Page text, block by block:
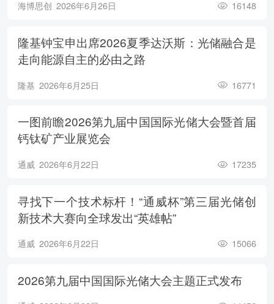
海博思创 2026年6月26日 16148
隆基钟宝申出席2026夏季达沃斯：光储融合是
走向能源自主的必由之路
隆基 2026年6月25日 16771
一图前瞻2026第九届中国国际光储大会暨首届
钙钛矿产业展览会
通威 2026年6月22日 17235
寻找下一个技术标杆！“通威杯”第三届光储创
新技术大赛向全球发出“英雄帖”
通威 2026年6月22日 15066
2026第九届中国国际光储大会主题正式发布